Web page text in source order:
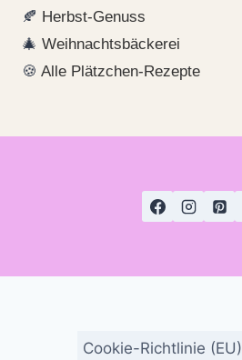
🍂 Herbst-Genuss
🎄 Weihnachtsbäckerei
🍪 Alle Plätzchen-Rezepte
Cookie-Richtlinie (EU)